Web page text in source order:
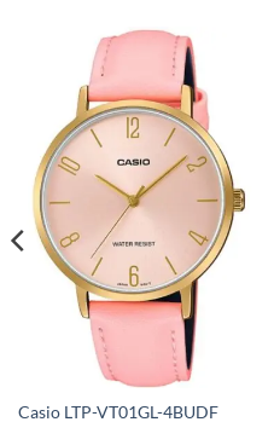
Casio LTP-VT01GL-4BUDF